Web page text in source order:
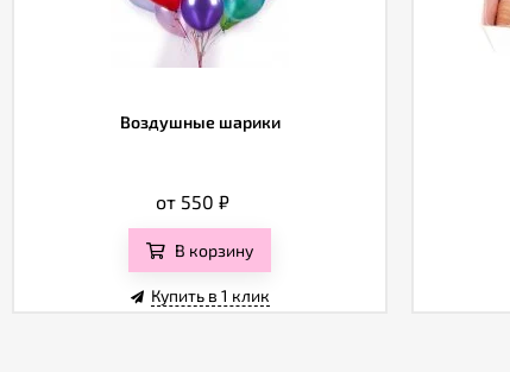
Воздушные шарики
от 550 ₽
В корзину
Купить в 1 клик